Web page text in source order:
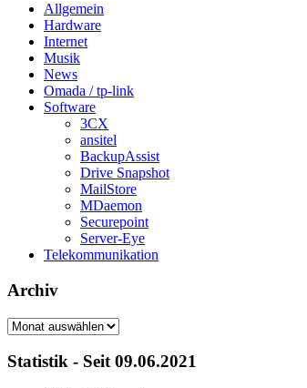
Allgemein
Hardware
Internet
Musik
News
Omada / tp-link
Software
3CX
ansitel
BackupAssist
Drive Snapshot
MailStore
MDaemon
Securepoint
Server-Eye
Telekommunikation
Archiv
Archiv
Statistik - Seit 09.06.2021